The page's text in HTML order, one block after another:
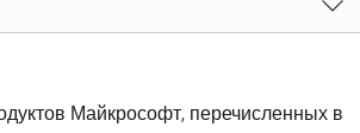
Майкрософт, перечисленных в